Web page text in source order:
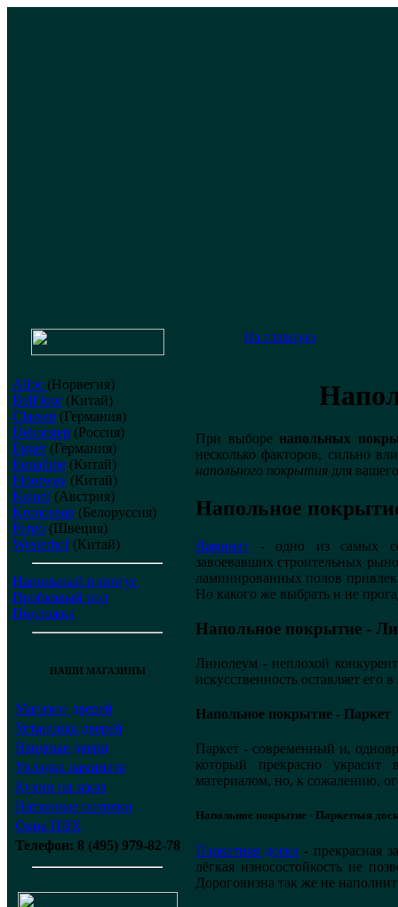
Alloc (Норвегия)
BelFloor(Китай)
Classen(Германия)
Dekorstep(Россия)
Egger(Германия)
Equalline(Китай)
Floorway(Китай)
Kaindl(Австрия)
Kronospan(Белоруссия)
Pergo(Швеция)
Westerhof(Китай)
Напольный плинтус
Пробковый пол
Подложка
НАШИ МАГАЗИНЫ
Магазин дверей
Установка дверей
Входные двери
Укладка ламината
Кухни на заказ
Натяжные потолки
Окна ПВХ
Телефон: 8 (495) 979-82-78
На главную
При выборе напольных
несколько факторов, сильно
напольного покрытия для
Напольное
Ламинат - одно из самых
завоевавших строительных
ламинированных полов
Но какого же выбрать и не
Напольное покрытие -
Линолеум - неплохой
искусственность оставляет
Напольное покрытие - Паркет
Паркет - современный и,
который прекрасно
материалом, но, к сожалению,
Напольное покрытие - Паркетная
Паркетная доска - прекрасная
лёгкая износостойкость не
Дороговизна так же не